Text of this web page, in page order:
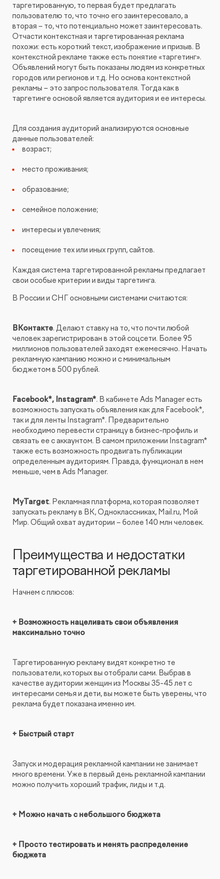
таргетированную, то первая будет предлагать
пользователю то, что точно его заинтересовало, а
вторая – то, что потенциально может заинтересовать.
Отчасти контекстная и таргетированная реклама
похожи: есть короткий текст, изображение и призыв. В
контекстной рекламе также есть понятие «таргетинг».
Объявлений могут быть показаны людям из конкретных
городов или регионов и т.д. Но основа контекстной
рекламы – это запрос пользователя. Тогда как в
таргетинге основой является аудитория и ее интересы.
Для создания аудиторий анализируются основные
данные пользователей:
возраст;
место проживания;
образование;
семейное положение;
интересы и увлечения;
посещение тех или иных групп, сайтов.
Каждая система таргетированной рекламы предлагает
свои особые критерии и виды таргетинга.
В России и СНГ основными системами считаются:
ВКонтакте. Делают ставку на то, что почти любой
человек зарегистрирован в этой соцсети. Более 95
миллионов пользователей заходят ежемесячно. Начать
рекламную кампанию можно и с минимальным
бюджетом в 500 рублей.
Facebook*, Instagram*. В кабинете Ads Manager есть
возможность запускать объявления как для Facebook*,
так и для ленты Instagram*. Предварительно
необходимо перевести страницу в бизнес-профиль и
связать ее с аккаунтом. В самом приложении Instagram*
также есть возможность продвигать публикации
определенным аудиториям. Правда, функционал в нем
меньше, чем в Ads Manager.
MyTarget. Рекламная платформа, которая позволяет
запускать рекламу в ВК, Одноклассниках, Mail.ru, Мой
Мир. Общий охват аудитории – более 140 млн человек.
Преимущества и недостатки
таргетированной рекламы
Начнем с плюсов:
+ Возможность нацеливать свои объявления
максимально точно
Таргетированную рекламу видят конкретно те
пользователи, которых вы отобрали сами. Выбрав в
качестве аудитории женщин из Москвы 35-45 лет с
интересами семья и дети, вы можете быть уверены, что
реклама будет показана именно им.
+ Быстрый старт
Запуск и модерация рекламной кампании не занимает
много времени. Уже в первый день рекламной кампании
можно получить хороший трафик, лиды и т.д.
+ Можно начать с небольшого бюджета
+ Просто тестировать и менять распределение
бюджета